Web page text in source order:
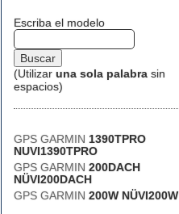
Escriba el modelo
(Utilizar una sola palabra sin
espacios)
GPS GARMIN 1390TPRO
NUVI1390TPRO
GPS GARMIN 200DACH
NÜVI200DACH
GPS GARMIN 200W NÜVI200W